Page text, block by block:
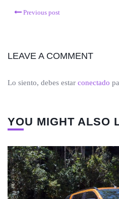
Previous post
LEAVE A COMMENT
Lo siento, debes estar conectado
YOU MIGHT ALSO